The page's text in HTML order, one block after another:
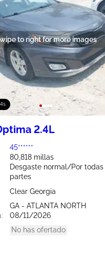
to right for more images
2.4L
45******
80,818 millas
Desgaste normal/Por todas
partes
Clear Georgia
GA - ATLANTA NORTH
08/11/2026
No has ofertado